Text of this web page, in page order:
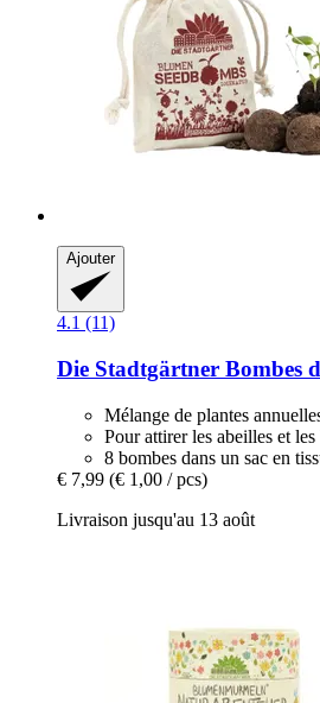
Ajouter
4.1 (11)
Die Stadtgärtner Bombes
Mélange de plantes
Pour attirer les abeilles et
8 bombes dans un sac en
€ 7,99 (€ 1,00 / pcs)
Livraison jusqu'au 13 août